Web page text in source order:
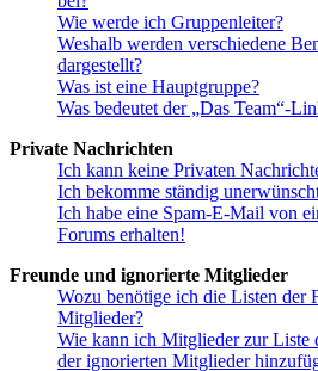
Wie werde ich Gruppenleiter?
Weshalb werden verschiedene
dargestellt?
Was ist eine Hauptgruppe?
Was bedeutet der „Das Team“-
Private Nachrichten
Ich kann keine Privaten
Ich bekomme ständig
Ich habe eine Spam-E-Mail von
Forums erhalten!
Freunde und ignorierte Mitglieder
Wozu benötige ich die Listen der
Mitglieder?
Wie kann ich Mitglieder zur Liste
der ignorierten Mitglieder